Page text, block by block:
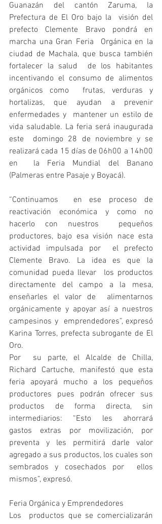
Guanazán del cantón Zaruma, la
Prefectura de El Oro bajo la  visión del
prefecto Clemente Bravo pondrá en
marcha una Gran Feria  Orgánica en la
ciudad de Machala, que busca también
fortalecer la salud  de los habitantes
incentivando el consumo de alimentos
orgánicos como  frutas, verduras y
hortalizas, que ayudan a prevenir
enfermedades y  mantener un estilo de
vida saludable. La feria será inaugurada
este  domingo 28 de noviembre y se
realizará cada 15 días de 06h00 a 14h00
en  la Feria Mundial del Banano
(Palmeras entre Pasaje y Boyacá).
“Continuamos  en ese proceso de
reactivación económica y como no
hacerlo con nuestros  pequeños
productores, bajo esa visión nace esta
actividad impulsada por  el prefecto
Clemente Bravo. La idea es que la
comunidad pueda llevar  los productos
directamente del campo a la mesa,
enseñarles el valor de  alimentarnos
orgánicamente y apoyar así a nuestros
campesinos y  emprendedores”, expresó
Karina Torres, prefecta subrogante de El
Oro.
Por  su parte, el Alcalde de Chilla,
Richard Cartuche, manifestó que esta
feria apoyará mucho a los pequeños
productores pues podrán ofrecer sus
productos de forma directa, sin
intermediarios: “Esto les ahorrará
gastos extras por movilización, por
preventa y les permitirá darle valor
agregado a sus productos, los cuales son
sembrados y cosechados por  ellos
mismos”, expresó.
Feria Orgánica y Emprendedores
Los  productos que se comercializarán